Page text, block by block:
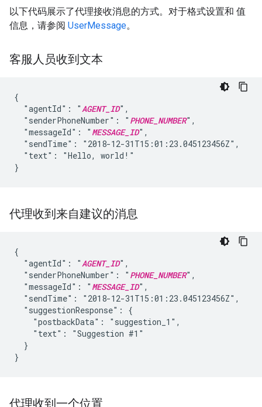
以下代码展示了代理接收消息的方式。对于格式设置和 值
信息，请参阅 UserMessage。
客服人员收到文本
{
  "agentId": "
AGENT_ID",
  "senderPhoneNumber": "
PHONE_NUMBER",
  "messageId": "
MESSAGE_ID",
  "sendTime": "2018-12-31T15:01:23.045123456Z",
  "text": "Hello, world!"
}
代理收到来自建议的消息
{
  "agentId": "
AGENT_ID",
  "senderPhoneNumber": "
PHONE_NUMBER",
  "messageId": "
MESSAGE_ID",
  "sendTime": "2018-12-31T15:01:23.045123456Z",
  "suggestionResponse": {
    "postbackData": "suggestion_1",
    "text": "Suggestion #1"
  }
}
代理收到一个位置